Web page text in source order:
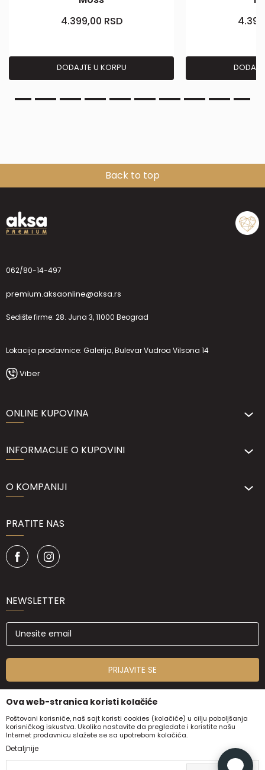
4.399,00 RSD
DODAJTE U KORPU
Back to top
062/80-14-497
premium.aksaonline@aksa.rs
Sedište firme: 28. Juna 3, 11000 Beograd
Lokacija prodavnice: Galerija, Bulevar Vudroa Vilsona 14
Viber
ONLINE KUPOVINA
INFORMACIJE O KUPOVINI
O KOMPANIJI
PRATITE NAS
NEWSLETTER
PRIJAVITE SE
Ova web-stranica koristi kolačiće
Poštovani korisniče, naš sajt koristi cookies (kolačiće) u cilju poboljšanja
korisničkog iskustva. Ukoliko nastavite da pregledate i koristite našu
Internet prodavnicu slažete se sa upotrebom kolačića.
Detaljnije